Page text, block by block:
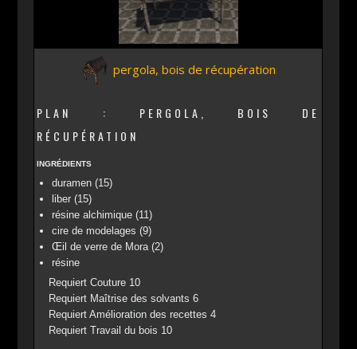
pergola, bois de récupération
PLAN : PERGOLA, BOIS DE
RÉCUPÉRATION
INGRÉDIENTS
duramen (15)
liber (15)
résine alchimique (11)
cire de modelages (9)
Œil de verre de Mora (2)
résine
Requiert Couture 10
Requiert Maîtrise des solvants 6
Requiert Amélioration des recettes 4
Requiert Travail du bois 10